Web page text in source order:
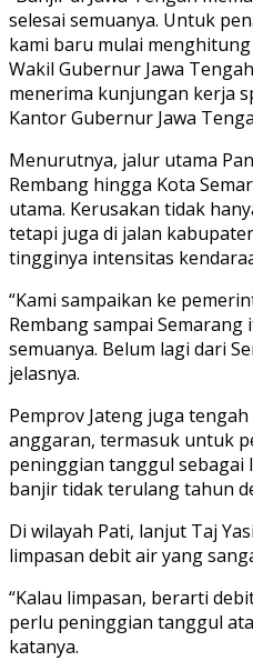
selesai semuanya. Untuk
kami baru mulai
Wakil Gubernur Jawa
menerima kunjungan kerja
Kantor Gubernur Jawa
Menurutnya, jalur utama
Rembang hingga Kota
utama. Kerusakan tidak
tetapi juga di jalan
tingginya intensitas
“Kami sampaikan ke
Rembang sampai
semuanya. Belum lagi dari
jelasnya.
Pemprov Jateng juga
anggaran, termasuk untuk
peninggian tanggul sebagai
banjir tidak terulang tahun
Di wilayah Pati, lanjut Taj
limpasan debit air yang
“Kalau limpasan, berarti
perlu peninggian tanggul
katanya.